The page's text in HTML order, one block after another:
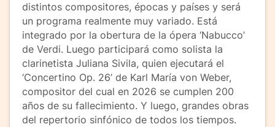
distintos compositores, épocas y países y será
un programa realmente muy variado. Está
integrado por la obertura de la ópera ‘Nabucco’
de Verdi. Luego participará como solista la
clarinetista Juliana Sivila, quien ejecutará el
‘Concertino Op. 26’ de Karl María von Weber,
compositor del cual en 2026 se cumplen 200
años de su fallecimiento. Y luego, grandes obras
del repertorio sinfónico de todos los tiempos.